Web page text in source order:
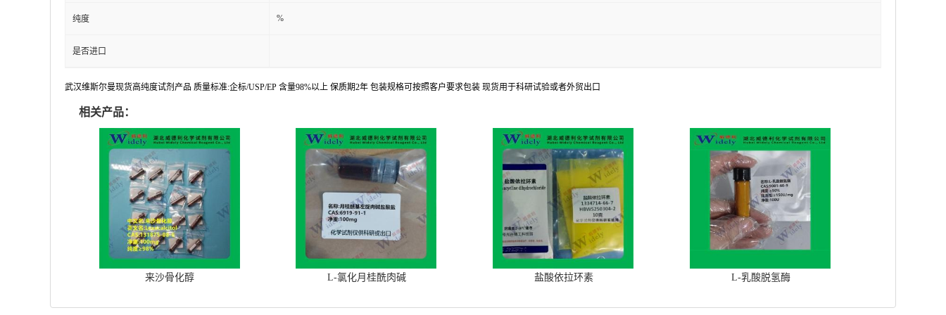
纯度 %
是否进口
武汉维斯尔曼现货高纯度试剂产品 质量标准:企标/USP/EP 含量98%以上 保质期2年 包装规格可按照客户要求包装 现货用于科研试验或者外贸出口
相关产品：
来沙骨化醇 L-氯化月桂酰肉碱 盐酸依拉环素 L-乳酸脱氢酶